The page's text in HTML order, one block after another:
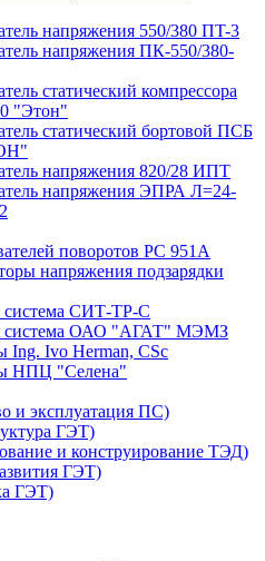
напряжения 550/380 ПT-3
напряжения ПК-550/380-
статический компрессора
"Этон"
статический бортовой ПСБ
напряжения 820/28 ИПТ
напряжения ЭПРА Л=24-
поворотов РС 951А
напряжения подзарядки
СИТ-ТР-С
система ОАО "АГАТ" МЭМЗ
Ivo Herman, CSc
НПЦ "Селена"
и эксплуатация ПС)
ГЭТ)
и конструирование ТЭД)
ГЭТ)
ГЭТ)